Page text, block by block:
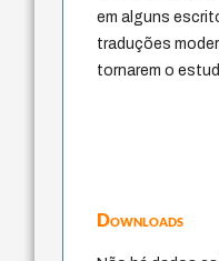
em alguns
traduções
tornarem o
Downloads